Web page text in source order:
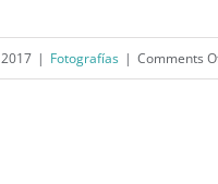
Viejo San
| Fotografías | Comments